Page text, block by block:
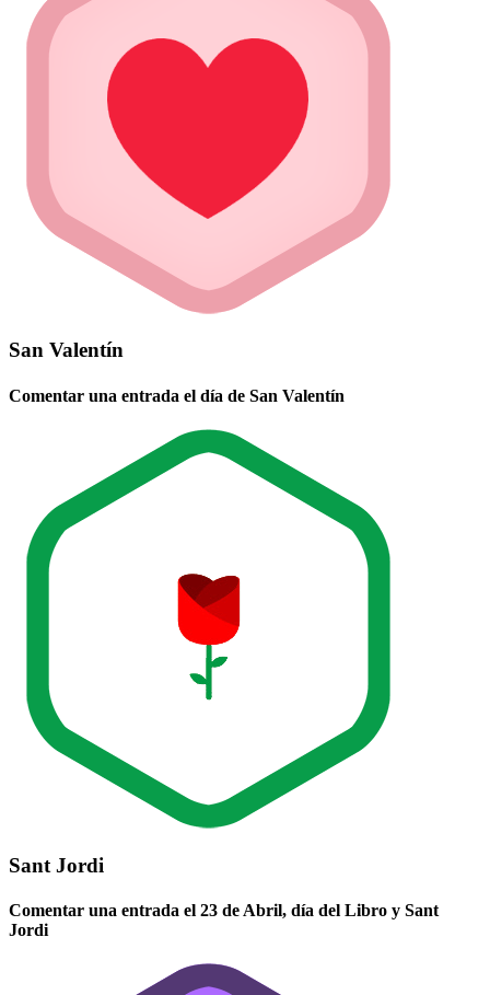
San Valentín
Comentar una entrada el día de San Valentín
Sant Jordi
Comentar una entrada el 23 de Abril, día del Libro y Sant
Jordi